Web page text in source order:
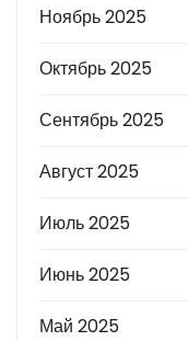
Ноябрь 2025
Октябрь 2025
Сентябрь 2025
Август 2025
Июль 2025
Июнь 2025
Май 2025